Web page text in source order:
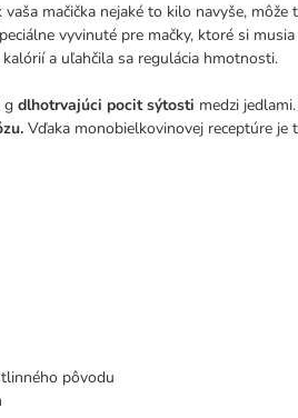
mačička nejaké to kilo navyše, môže
vyvinuté pre mačky, ktoré si
a uľahčila sa regulácia hmotnosti.
g dlhotrvajúci pocit sýtosti medzi
Vďaka monobielkovinovej receptúre je
pôvodu